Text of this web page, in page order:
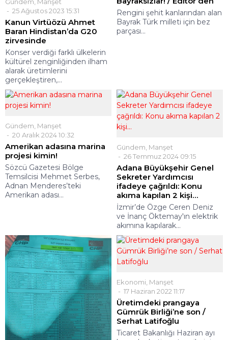
25 Ağustos 2023 15:31
Kanun Virtüözü Ahmet
Baran Hindistan’da G20
zirvesinde
Konser verdiği farklı ülkelerin
kültürel zenginliğinden ilham
alarak üretimlerini
gerçekleştiren,...
Rengini şehit kanlarından alan
Bayrak Türk milleti için bez
parçası...
Gündem Manşet
20 Aralık 2024 10:32
Amerikan adasına marina
projesi kimin!
Sözcü Gazetesi Bölge
Temsilcisi Mehmet Serbes,
Adnan Menderes’teki
Amerikan adası...
Gündem Manşet
26 Temmuz 2024 09:15
Adana Büyükşehir Genel
Sekreter Yardımcısı
ifadeye çağrıldı: Konu
akıma kapılan 2 kişi…
İzmir’de Özge Ceren Deniz
ve İnanç Öktemay'ın elektrik
akımına kapılarak...
Ekonomi Manşet
17 Haziran 2022 11:17
Üretimdeki prangaya
Gümrük Birliği’ne son /
Serhat Latifoğlu
Ticaret Bakanlığı Haziran ayı